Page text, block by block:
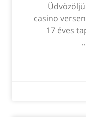
casino
17 éves